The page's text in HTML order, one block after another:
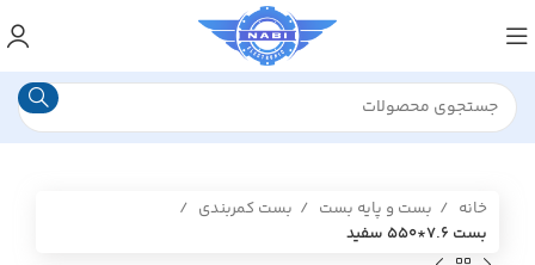
خانه بست و پایه بست
بست کمربندی
بست ۷.۶*۵۵۰ سفید